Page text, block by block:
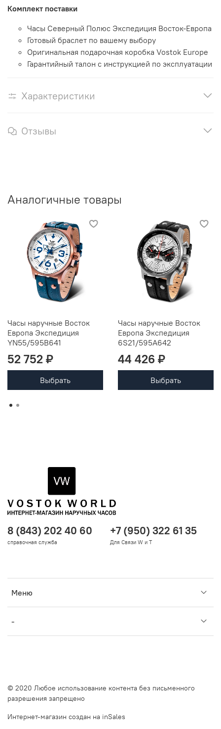
Комплект поставки
Часы Северный Полюс Экспедиция Восток-Европа
Готовый браслет по вашему выбору
Оригинальная подарочная коробка Vostok Europe
Гарантийный талон с инструкцией по эксплуатации
Характеристики
Отзывы
Аналогичные товары
Часы наручные Восток
Европа Экспедиция
YN55/595B641
52 752 ₽
Выбрать
Часы наручные Восток
Европа Экспедиция
6S21/595A642
44 426 ₽
Выбрать
Меню
-
8 (843) 202 40 60
справочная служба
+7 (950) 322 61 35
Для Связи W и T
© 2020 Любое использование контента без письменного
разрешения запрещено
Интернет-магазин создан на inSales